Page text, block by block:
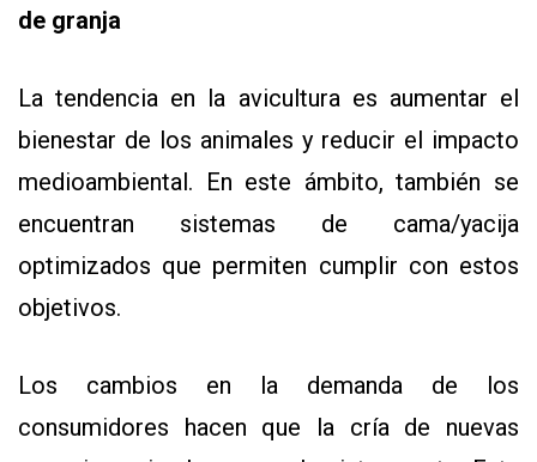
de granja
La tendencia en la avicultura es aumentar el
bienestar de los animales y reducir el impacto
medioambiental. En este ámbito, también se
encuentran sistemas de cama/yacija
optimizados que permiten cumplir con estos
objetivos.
Los cambios en la demanda de los
consumidores hacen que la cría de nuevas